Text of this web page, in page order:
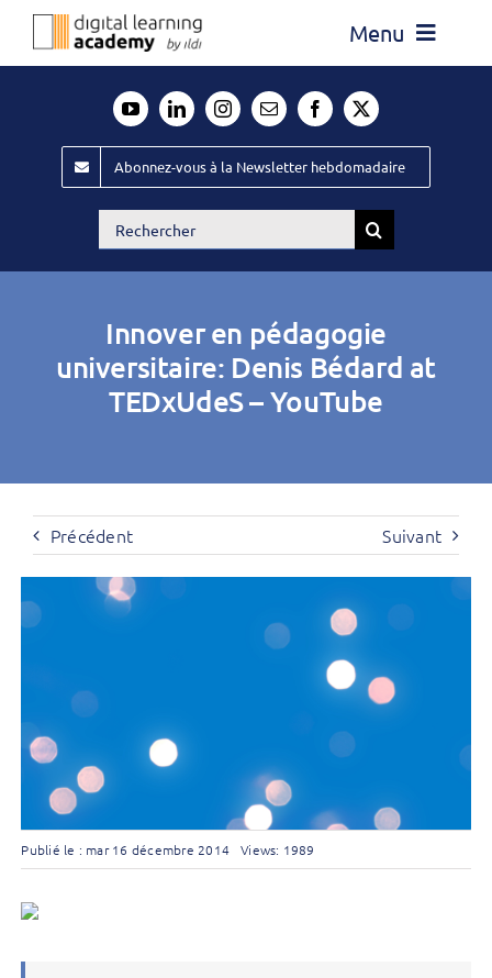
Passer
Menu
Évènements ILDI
Offres d’emploi
Abonnez-vous à la Newsletter hebdomadaire
Rechercher:
Innover en pédagogie
universitaire: Denis Bédard at
TEDxUdeS – YouTube
Précédent Suivant
Publié le : mar 16 décembre 2014 Views: 1989